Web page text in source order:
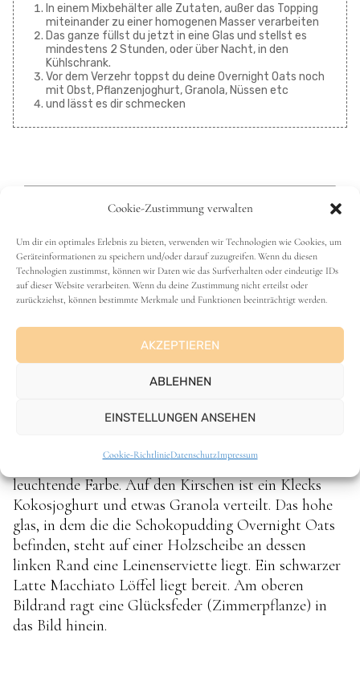
Cookie-Zustimmung verwalten
Um dir ein optimales Erlebnis zu bieten, verwenden wir Technologien wie Cookies, um
Geräteinformationen zu speichern und/oder darauf zuzugreifen. Wenn du diesen
Technologien zustimmst, können wir Daten wie das Surfverhalten oder eindeutige IDs
auf dieser Website verarbeiten. Wenn du deine Zustimmung nicht erteilst oder
zurückziehst, können bestimmte Merkmale und Funktionen beeinträchtigt werden.
AKZEPTIEREN
ABLEHNEN
EINSTELLUNGEN ANSEHEN
Cookie-RichtlinieDatenschutzImpressum
In einem Mixbehälter alle Zutaten, außer das Topping
miteinander zu einer homogenen Masser verarbeiten
Das ganze füllst du jetzt in eine Glas und stellst es
mindestens 2 Stunden, oder über Nacht, in den
Kühlschrank.
Vor dem Verzehr toppst du deine Overnight Oats noch
mit Obst, Pflanzenjoghurt, Granola, Nüssen etc
und lässt es dir schmecken
Wenn Du auch auf Pinterest bist, folge dort gerne
VeganMom.
Auch freue ich mich, wenn du eines der Bilder dort
pinnst.